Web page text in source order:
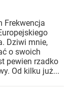
Frekwencja
Dziwi mnie,
o swoich
pewien rzadko
Od kilku już...